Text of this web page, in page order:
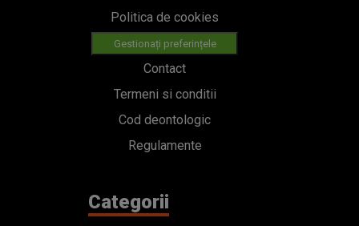
Politica de cookies
Gestionați preferințele
Contact
Termeni si conditii
Cod deontologic
Regulamente
Categorii